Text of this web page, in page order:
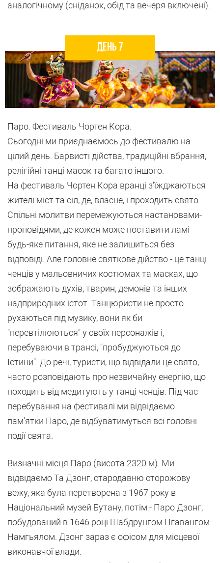
аналогічному (сніданок, обід та вечеря включені).
День 7
Паро. Фестиваль Чортен Кора.
Сьогодні ми приєднаємось до фестивалю на
цілий день. Барвисті дійства, традиційні вбрання,
релігійні танці масок та багато іншого.
На фестиваль Чортен Кора вранці з'їжджаються
жителі міст та сіл, де, власне, і проходить свято.
Спільні молитви перемежуються настановами-
проповідями, де кожен може поставити ламі
будь-яке питання, яке не залишиться без
відповіді. Але головне святкове дійство - це танці
ченців у мальовничих костюмах та масках, що
зображають духів, тварин, демонів та інших
надприродних істот. Танцюристи не просто
рухаються під музику, вони як би
"перевтілюються" у своїх персонажів і,
перебуваючи в трансі, "пробуджуються до
Істини". До речі, туристи, що відвідали це свято,
часто розповідають про незвичайну енергію, що
походить від медитують у танці ченців. Під час
перебування на фестивалі ми відвідаємо
пам'ятки Паро, де відбуватимуться всі головні
події свята.
Визначні місця Паро (висота 2320 м). Ми
відвідаємо Та Дзонг, стародавню сторожову
вежу, яка була перетворена з 1967 року в
Національний музей Бутану, потім - Паро Дзонг,
побудований в 1646 році Шабдрунгом Нгавангом
Намгьялом. Дзонг зараз є офісом для місцевої
виконавчої влади.